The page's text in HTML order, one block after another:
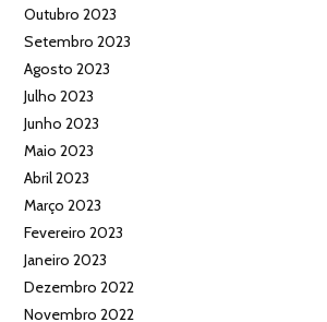
Outubro 2023
Setembro 2023
Agosto 2023
Julho 2023
Junho 2023
Maio 2023
Abril 2023
Março 2023
Fevereiro 2023
Janeiro 2023
Dezembro 2022
Novembro 2022